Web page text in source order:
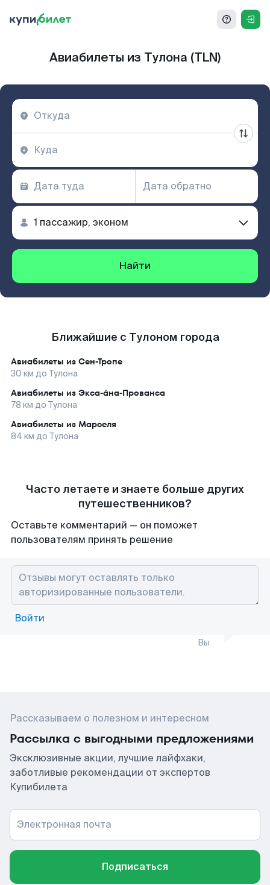
Авиабилеты из Тулона (TLN)
Найти
Ближайшие с Тулоном города
Авиабилеты из Сен-Тропе
30 км до Тулона
Авиабилеты из Экса-а́на-Прованса
78 км до Тулона
Авиабилеты из Марселя
84 км до Тулона
Часто летаете и знаете больше других
путешественников?
Оставьте комментарий — он поможет
пользователям принять решение
Войти
Вы
Рассказываем о полезном и интересном
Рассылка с выгодными предложениями
Эксклюзивные акции, лучшие лайфхаки,
заботливые рекомендации от экспертов
Купибилета
Электронная почта
Подписаться